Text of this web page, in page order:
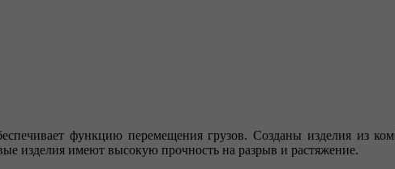
функцию перемещения грузов. Созданы изделия из
изделия имеют высокую прочность на разрыв и растяжение.